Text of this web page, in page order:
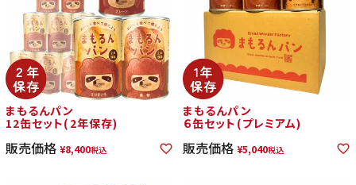
まもるんパン
12缶セット(2年保存)
販売価格 ¥8,400税込
まもるんパン
６缶セット(プレミアム)
販売価格 ¥5,040税込